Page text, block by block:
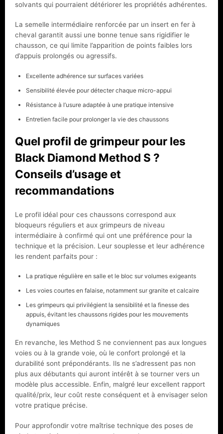
solvants qui pourraient détériorer les propriétés adhérentes.
La semelle intermédiaire renforcée par un insert en fer à
cheval garantit aussi une bonne tenue sans rigidifier le
chausson, ce qui limite l’apparition de points faibles lors
d’appuis prolongés ou agressifs.
Excellente adhérence sur surfaces variées
Sensibilité élevée pour détecter chaque micro-appui
Résistance à l’usure adaptée à une pratique intensive
Entretien facile pour prolonger la vie des chaussons
Quel profil de grimpeur pour les
Black Diamond Method S ?
Conseils d’usage et
recommandations
Le profil idéal pour ces chaussons correspond aux
bloqueurs réguliers et aux grimpeurs de niveau
intermédiaire à confirmé qui ont une préférence pour la
technique et la précision. Leur souplesse et leur adhérence
les rendent parfaits pour :
La pratique régulière en salle et le bloc sur volumes exigeants
Les voies courtes en falaise, notamment sur granite et calcaire
Les grimpeurs qui privilégient la sensibilité et la finesse des
appuis, évitant les chaussons rigides pour les mouvements
dynamiques
En revanche, les Method S ne conviennent pas aux longues
voies ou à la grande voie, où le confort prolongé et la
durabilité sont prépondérants. Ils ne s’adressent pas non
plus aux débutants qui auront intérêt à se tourner vers un
modèle plus accessible. Enfin, malgré leur excellent rapport
qualité/prix, leur coût reste conséquent et à envisager selon
votre pratique précise.
Pour approfondir votre maîtrise technique des poses de